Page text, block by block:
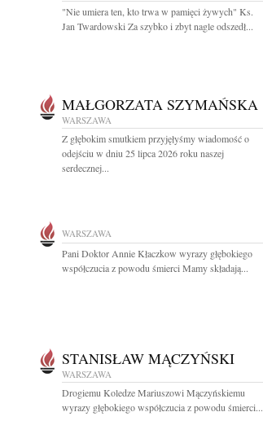
"Nie umiera ten, kto trwa w pamięci żywych" Ks.
Jan Twardowski Za szybko i zbyt nagle odszedł...
MAŁGORZATA SZYMAŃSKA
WARSZAWA
Z głębokim smutkiem przyjęłyśmy wiadomość o
odejściu w dniu 25 lipca 2026 roku naszej
serdecznej...
WARSZAWA
Pani Doktor Annie Kłaczkow wyrazy głębokiego
współczucia z powodu śmierci Mamy składają...
STANISŁAW MĄCZYŃSKI
WARSZAWA
Drogiemu Koledze Mariuszowi Mączyńskiemu
wyrazy głębokiego współczucia z powodu śmierci...